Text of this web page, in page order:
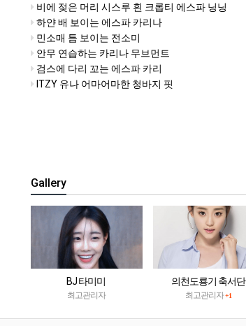
비에 젖은 머리 시스루 흰 크롭티 에스파 닝닝
하얀 배 보이는 에스파 카리나
민소매 틈 보이는 전소미
안무 연습하는 카리나 무브먼트
검스에 다리 꼬는 에스파 카리
ITZY 유나 어마어마한 청바지 핏
Gallery
BJ 타미미
최고관리자
의천도룡기 축서단
최고관리자+1